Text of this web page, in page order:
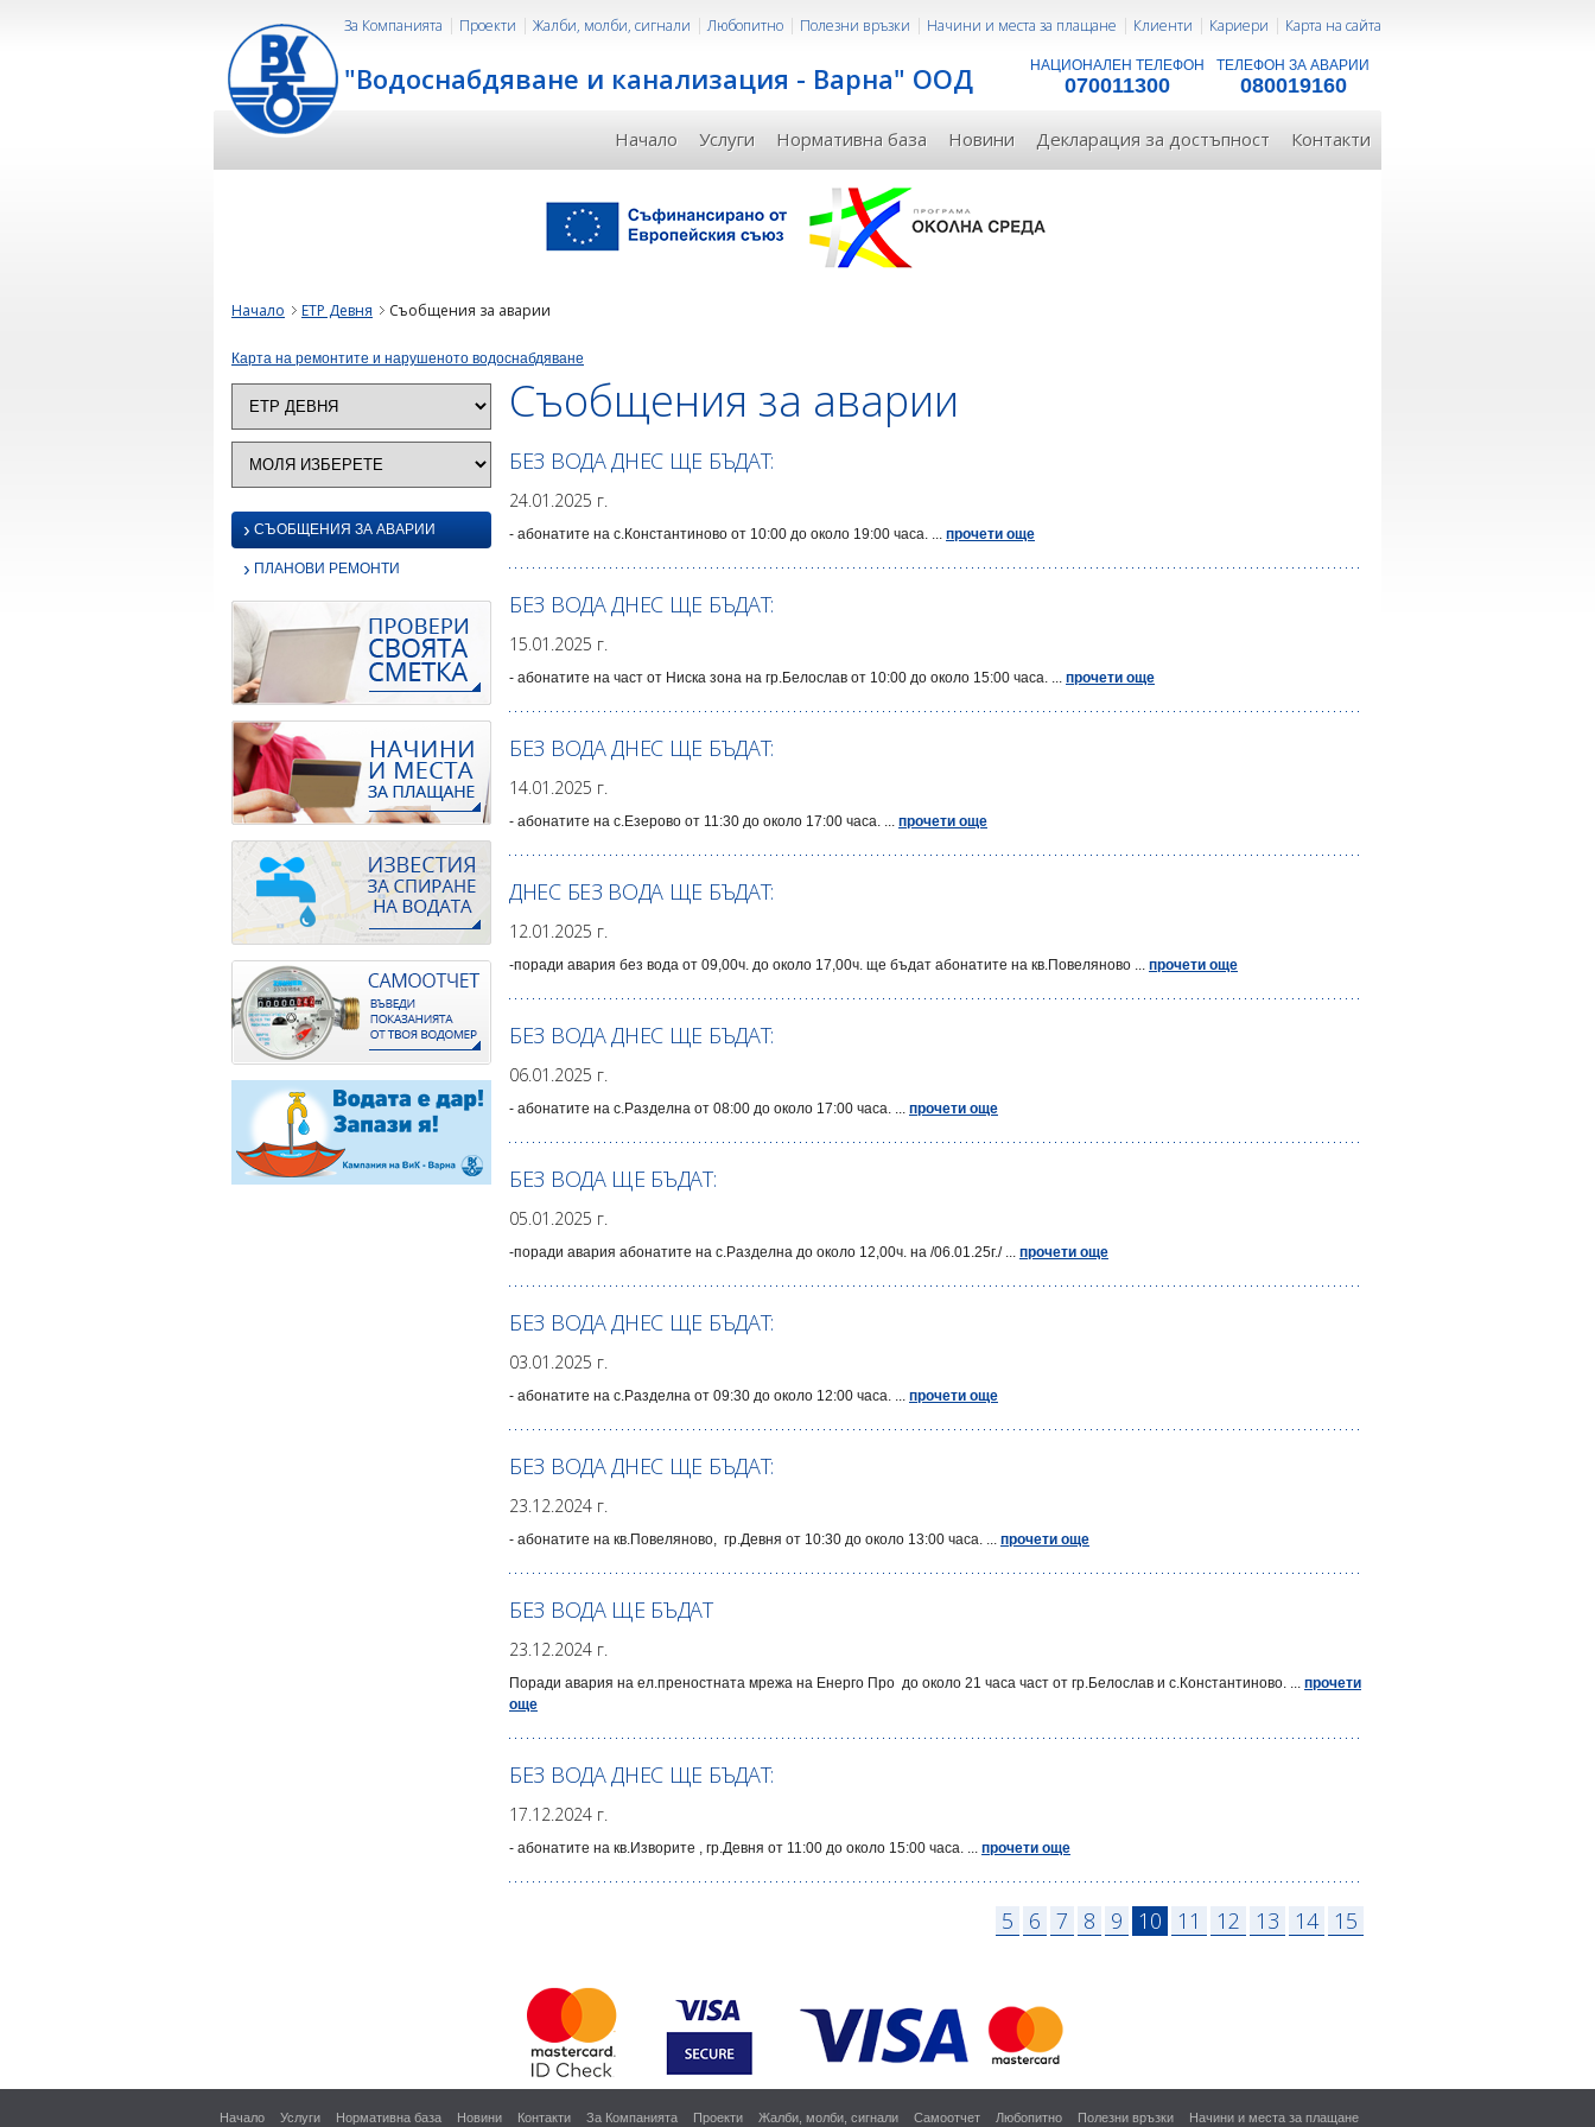
"Водоснабдяване и канализация - Варна" ООД НАЦИОНАЛЕН ТЕЛЕФОН
070011300
ТЕЛЕФОН ЗА АВАРИИ
080019160
За Компанията Проекти Жалби, молби, сигнали Любопитно Полезни връзки Начини и места за плащане Клиенти Кариери Карта на сайта
Начало Услуги Нормативна база Новини Декларация за достъпност Контакти
Начало ЕТР Девня Съобщения за аварии
Карта на ремонтите и нарушеното водоснабдяване
› СЪОБЩЕНИЯ ЗА АВАРИИ
› ПЛАНОВИ РЕМОНТИ
Съобщения за аварии
БЕЗ ВОДА ДНЕС ЩЕ БЪДАТ:
24.01.2025 г.
- абонатите на с.Константиново от 10:00 до около 19:00 часа. ... прочети още
БЕЗ ВОДА ДНЕС ЩЕ БЪДАТ:
15.01.2025 г.
- абонатите на част от Ниска зона на гр.Белослав от 10:00 до около 15:00 часа. ... прочети още
БЕЗ ВОДА ДНЕС ЩЕ БЪДАТ:
14.01.2025 г.
- абонатите на с.Езерово от 11:30 до около 17:00 часа. ... прочети още
ДНЕС БЕЗ ВОДА ЩЕ БЪДАТ:
12.01.2025 г.
-поради авария без вода от 09,00ч. до около 17,00ч. ще бъдат абонатите на кв.Повеляново ... прочети още
БЕЗ ВОДА ДНЕС ЩЕ БЪДАТ:
06.01.2025 г.
- абонатите на с.Разделна от 08:00 до около 17:00 часа. ... прочети още
БЕЗ ВОДА ЩЕ БЪДАТ:
05.01.2025 г.
-поради авария абонатите на с.Разделна до около 12,00ч. на /06.01.25г./ ... прочети още
БЕЗ ВОДА ДНЕС ЩЕ БЪДАТ:
03.01.2025 г.
- абонатите на с.Разделна от 09:30 до около 12:00 часа. ... прочети още
БЕЗ ВОДА ДНЕС ЩЕ БЪДАТ:
23.12.2024 г.
- абонатите на кв.Повеляново, гр.Девня от 10:30 до около 13:00 часа. ... прочети още
БЕЗ ВОДА ЩЕ БЪДАТ
23.12.2024 г.
Поради авария на ел.преностната мрежа на Енерго Про до около 21 часа част от гр.Белослав и с.Константиново. ... прочети
още
БЕЗ ВОДА ДНЕС ЩЕ БЪДАТ:
17.12.2024 г.
- абонатите на кв.Изворите , гр.Девня от 11:00 до около 15:00 часа. ... прочети още
5 6 7 8 9 10 11 12 13 14 15
Начало Услуги Нормативна база Новини Контакти За Компанията Проекти Жалби, молби, сигнали Самоотчет Любопитно Полезни връзки Начини и места за плащане